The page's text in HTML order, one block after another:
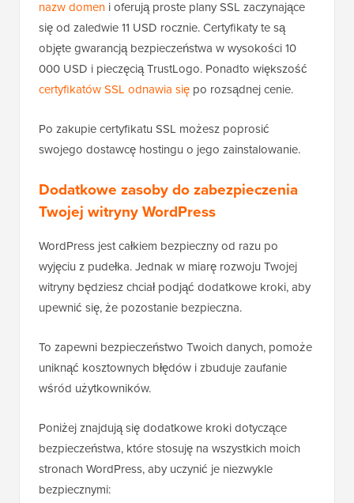
nazw domen i oferują proste plany SSL zaczynające
się od zaledwie 11 USD rocznie. Certyfikaty te są
objęte gwarancją bezpieczeństwa w wysokości 10
000 USD i pieczęcią TrustLogo. Ponadto większość
certyfikatów SSL odnawia się po rozsądnej cenie.
Po zakupie certyfikatu SSL możesz poprosić
swojego dostawcę hostingu o jego zainstalowanie.
Dodatkowe zasoby do zabezpieczenia
Twojej witryny WordPress
WordPress jest całkiem bezpieczny od razu po
wyjęciu z pudełka. Jednak w miarę rozwoju Twojej
witryny będziesz chciał podjąć dodatkowe kroki, aby
upewnić się, że pozostanie bezpieczna.
To zapewni bezpieczeństwo Twoich danych, pomoże
uniknąć kosztownych błędów i zbuduje zaufanie
wśród użytkowników.
Poniżej znajdują się dodatkowe kroki dotyczące
bezpieczeństwa, które stosuję na wszystkich moich
stronach WordPress, aby uczynić je niezwykle
bezpiecznymi: